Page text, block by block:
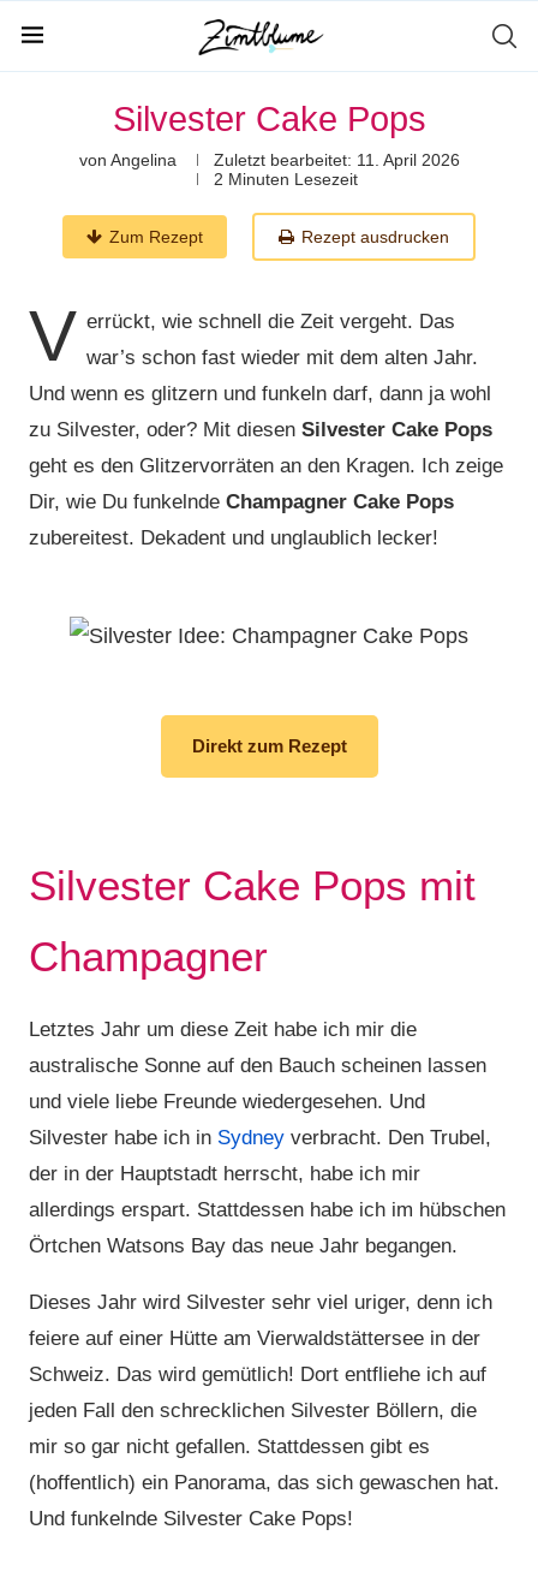
Silvester Cake Pops
von Angelina Zuletzt bearbeitet: 11. April 2026
2 Minuten Lesezeit
Zum Rezept Rezept ausdrucken
V errückt, wie schnell die Zeit vergeht. Das
war’s schon fast wieder mit dem alten Jahr.
Und wenn es glitzern und funkeln darf, dann ja wohl
zu Silvester, oder? Mit diesen Silvester Cake Pops
geht es den Glitzervorräten an den Kragen. Ich zeige
Dir, wie Du funkelnde Champagner Cake Pops
zubereitest. Dekadent und unglaublich lecker!
Direkt zum Rezept
Silvester Cake Pops mit
Champagner
Letztes Jahr um diese Zeit habe ich mir die
australische Sonne auf den Bauch scheinen lassen
und viele liebe Freunde wiedergesehen. Und
Silvester habe ich in Sydney verbracht. Den Trubel,
der in der Hauptstadt herrscht, habe ich mir
allerdings erspart. Stattdessen habe ich im hübschen
Örtchen Watsons Bay das neue Jahr begangen.
Dieses Jahr wird Silvester sehr viel uriger, denn ich
feiere auf einer Hütte am Vierwaldstättersee in der
Schweiz. Das wird gemütlich! Dort entfliehe ich auf
jeden Fall den schrecklichen Silvester Böllern, die
mir so gar nicht gefallen. Stattdessen gibt es
(hoffentlich) ein Panorama, das sich gewaschen hat.
Und funkelnde Silvester Cake Pops!